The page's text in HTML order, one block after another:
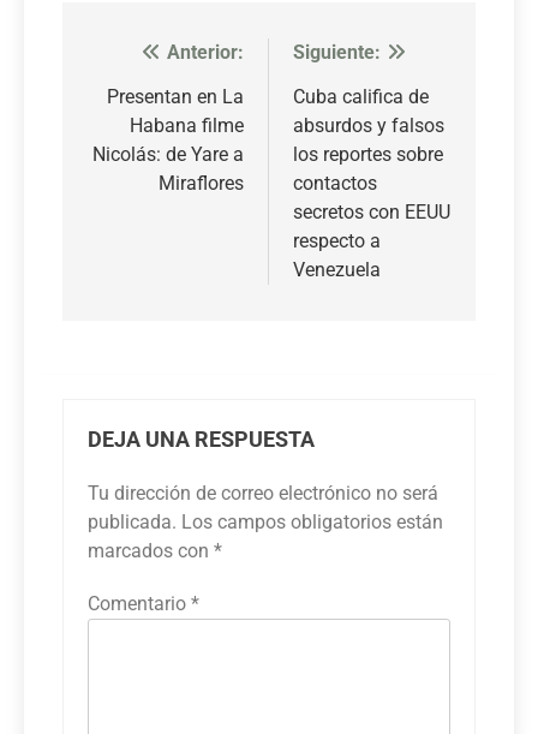
Navegación
de
entradas
Anterior:
Presentan en La
Habana filme
Nicolás: de Yare a
Miraflores
Siguiente:
Cuba califica de
absurdos y falsos
los reportes sobre
contactos
secretos con EEUU
respecto a
Venezuela
DEJA UNA RESPUESTA
Tu dirección de correo electrónico no será
publicada. Los campos obligatorios están
marcados con *
Comentario *